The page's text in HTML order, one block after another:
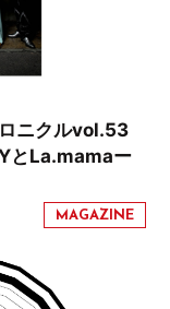
ニクルvol.53
とLa.mamaー